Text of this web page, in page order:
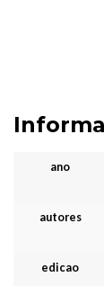
ano
autores
edicao